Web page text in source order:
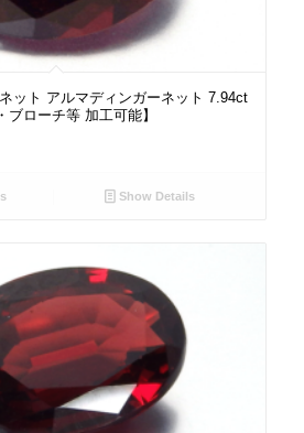
ット アルマディンガーネット 7.94ct
ブローチ等 加工可能】
Show Details